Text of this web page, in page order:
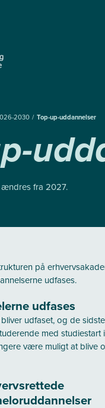
2030 Top-up-uddannelser
fra 2027.
på
udfases.
udfases
udfaset, og de
med
være muligt at blive